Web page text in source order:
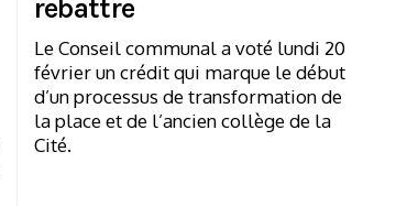
rebattre
Le Conseil communal a voté lundi 20
février un crédit qui marque le début
d’un processus de transformation de
la place et de l’ancien collège de la
Cité.